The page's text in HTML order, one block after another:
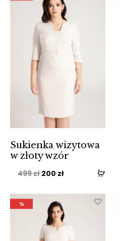
Sukienka wizytowa
w złoty wzór
499zł Pierwotna
wynosiła:
499 zł.
200 złAktualna
200 zł.
%